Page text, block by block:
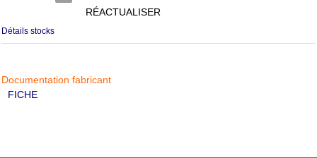
RÉACTUALISER
Détails stocks
Documentation fabricant
FICHE